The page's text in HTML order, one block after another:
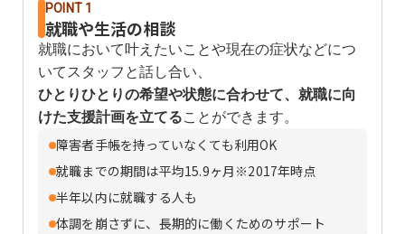
POINT 1
就職や生活の相談
就職において叶えたいことや現在の症状などにつ
いてスタッフと話し合い、
ひとりひとりの希望や状態に合わせて、就職に向
けた支援計画を立てることができます。
障害者手帳を持っていなくても利用OK
就職までの期間は平均15.9ヶ月※2017年時点
半年以内に就職する人も
体調を崩さずに、長期的に働くためのサポート